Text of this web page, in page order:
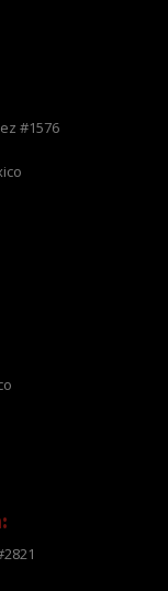
#1576